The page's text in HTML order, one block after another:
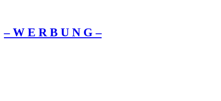
– W Ε R Β U Ν G –